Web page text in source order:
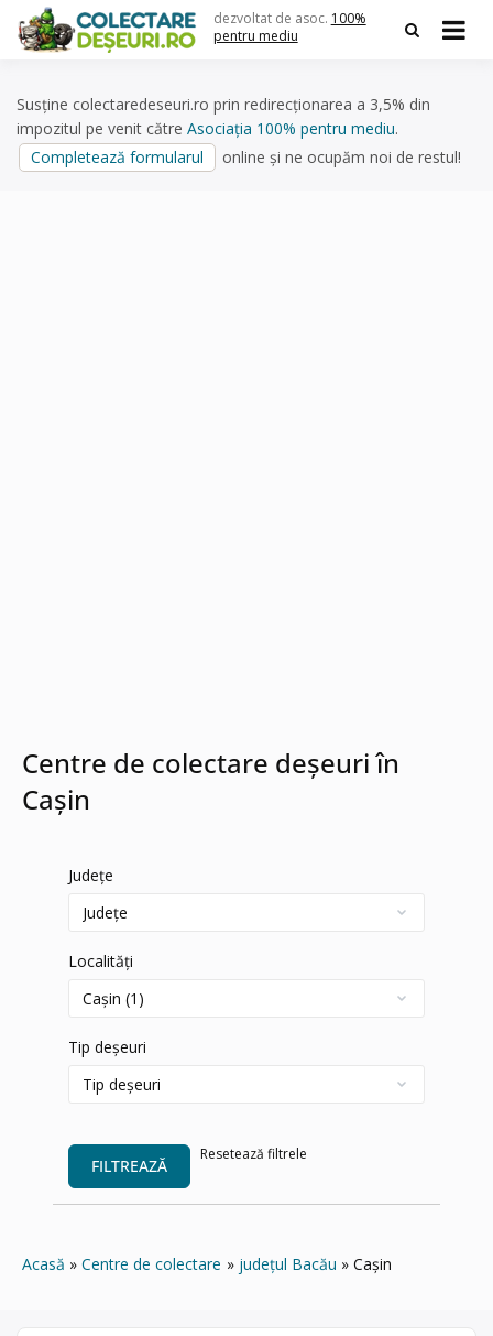
content
dezvoltat de asoc. 100%
pentru mediu
Susține colectaredeseuri.ro prin redirecționarea a 3,5% din
impozitul pe venit către Asociația 100% pentru mediu.
Completează formularul
online și ne ocupăm noi de restul!
Centre de colectare deșeuri în
Cașin
Județe
Localități
Tip deșeuri
FILTREAZĂ
Resetează filtrele
Acasă Centre de colectare județul Bacău Cașin